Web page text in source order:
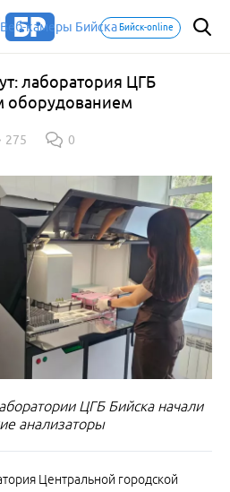
Бийск-online
лаборатория ЦГБ
оборудованием
275 0
ЦГБ Бийска начали
анализаторы
Центральной городской